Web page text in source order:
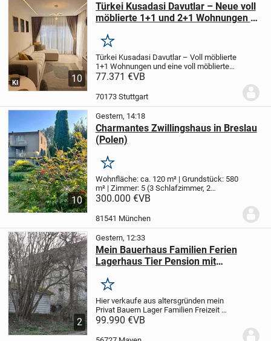
10
KI
Türkei Kusadasi Davutlar – Neue voll
möblierte 1+1 und 2+1 Wohnungen zu
Merken
Türkei Kusadasi Davutlar – Voll möblierte
1+1 Wohnungen und eine voll möblierte
2+1 WohnungUnsere Wohnungen sind
der Nähe von Supermärkten, dem
Gesundheitszent...
77.371 €VB
70173 Stuttgart
10
Gestern, 14:18
Charmantes Zwillingshaus in Breslau
(Polen)
Merken
Wohnfläche: ca. 120 m² | Grundstück: 580
m² | Zimmer: 5 (3 Schlafzimmer, 2
Wohnzimmer) | Baujahr: 1970er
(Doppelhaushälfte) aus den 1970er
300.000 €VB
81541 München
2
Gestern, 12:33
Mein Bauerhaus Familien Ferien
Lagerhaus Tier Pension mit
Merken
Hier verkaufe aus altersgründen mein
Privat Bauern Lager Familien Freizeit
Ferien Haus mit Garten+Campen
möglich,rundum Grundstück 205
99.990 €VB